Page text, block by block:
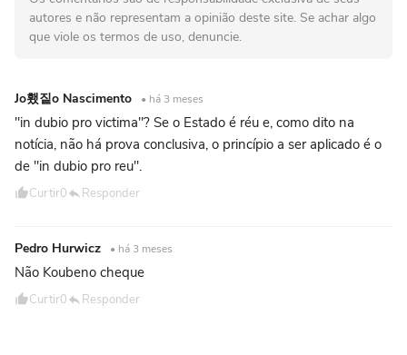
autores e não representam a opinião deste site. Se achar algo
que viole os termos de uso, denuncie.
Jo횄짙o Nascimento • há 3 meses
"in dubio pro victima"? Se o Estado é réu e, como dito na
notícia, não há prova conclusiva, o princípio a ser aplicado é o
de "in dubio pro reu".
Curtir0 Responder
Pedro Hurwicz • há 3 meses
Não Koubeno cheque
Curtir0 Responder